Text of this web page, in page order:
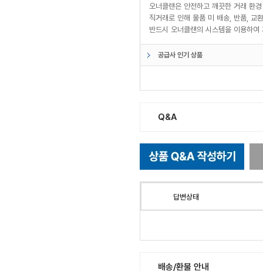
오너클랜은 안전하고 깨끗한 거래 환
직거래로 인해 물품 미 배송, 반품, 교
반드시 오너클랜의 시스템을 이용하
공급사 인기 상품
Q&A
답변상태
배송/환불 안내